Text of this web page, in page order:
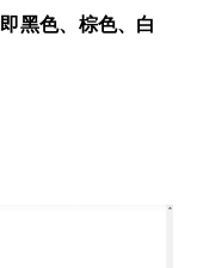
黑色、棕色、白